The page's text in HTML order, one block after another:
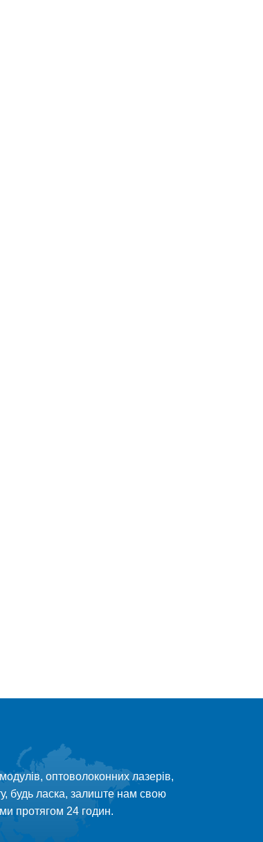
оптоволоконних лазерів,
будь ласка, залиште нам свою
протягом 24 годин.